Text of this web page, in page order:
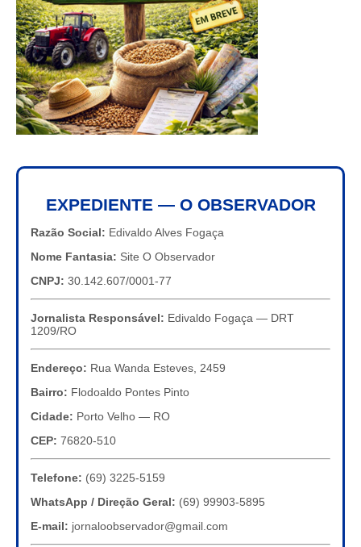
EXPEDIENTE — O OBSERVADOR
Razão Social: Edivaldo Alves Fogaça
Nome Fantasia: Site O Observador
CNPJ: 30.142.607/0001-77
Jornalista Responsável: Edivaldo Fogaça — DRT
1209/RO
Endereço: Rua Wanda Esteves, 2459
Bairro: Flodoaldo Pontes Pinto
Cidade: Porto Velho — RO
CEP: 76820-510
Telefone: (69) 3225-5159
WhatsApp / Direção Geral: (69) 99903-5895
E-mail: jornaloobservador@gmail.com